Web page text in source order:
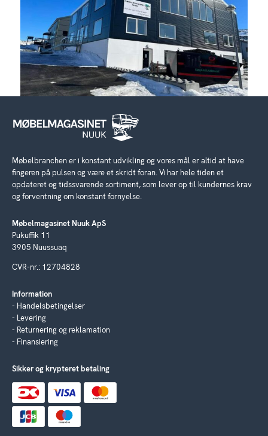
Møbelbranchen er i konstant udvikling og vores mål er altid at have
fingeren på pulsen og være et skridt foran. Vi har hele tiden et
opdateret og tidssvarende sortiment, som lever op til kundernes krav
og forventning om konstant fornyelse.
Møbelmagasinet Nuuk ApS
Pukuffik 11
3905 Nuussuaq
CVR-nr.: 12704828
Information
Handelsbetingelser
Levering
Returnering og reklamation
Finansiering
Sikker og krypteret betaling